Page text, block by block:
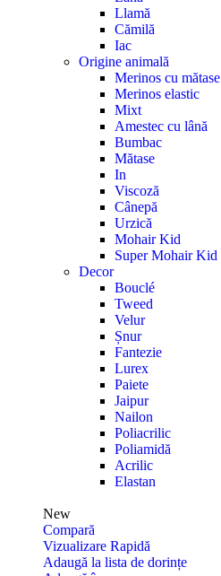
Llamă
Cămilă
Iac
Origine animală
Merinos cu mătase
Merinos elastic
Mixt
Amestec cu lână
Bumbac
Mătase
In
Viscoză
Cânepă
Urzică
Mohair Kid
Super Mohair Kid
Decor
Bouclé
Tweed
Velur
Șnur
Fantezie
Lurex
Paiete
Jaipur
Nailon
Poliacrilic
Poliamidă
Acrilic
Elastan
New
Compară
Vizualizare Rapidă
Adaugă la lista de dorințe